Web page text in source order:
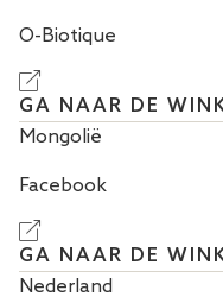
O-Biotique
GA NAAR DE
Mongolië
Facebook
GA NAAR DE
Nederland